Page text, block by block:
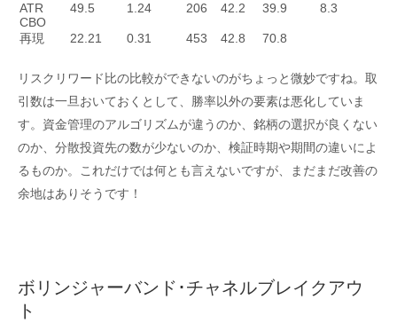
ATR
CBO
49.5 1.24 206 42.2 39.9 8.3
再現 22.21 0.31 453 42.8 70.8
リスクリワード比の比較ができないのがちょっと微妙ですね。取
引数は一旦おいておくとして、勝率以外の要素は悪化していま
す。資金管理のアルゴリズムが違うのか、銘柄の選択が良くない
のか、分散投資先の数が少ないのか、検証時期や期間の違いによ
るものか。これだけでは何とも言えないですが、まだまだ改善の
余地はありそうです！
ボリンジャーバンド･チャネルブレイクアウ
ト